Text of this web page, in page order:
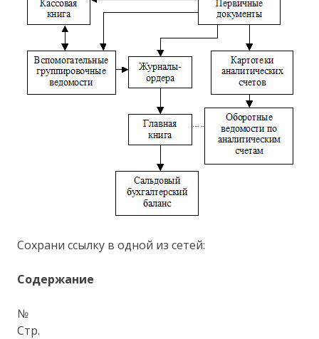
Сохрани ссылку в одной из сетей:
Содержание
№
Стр.